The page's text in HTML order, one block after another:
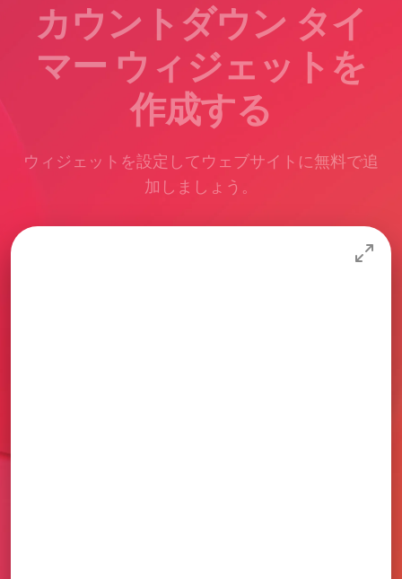
カウントダウン タイ
マー ウィジェットを
作成する
ウィジェットを設定してウェブサイトに無料で追
加しましょう。